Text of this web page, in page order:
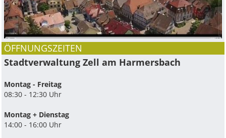
ÖFFNUNGSZEITEN
Stadtverwaltung Zell am Harmersbach
Montag - Freitag
08:30 - 12:30 Uhr
Montag + Dienstag
14:00 - 16:00 Uhr